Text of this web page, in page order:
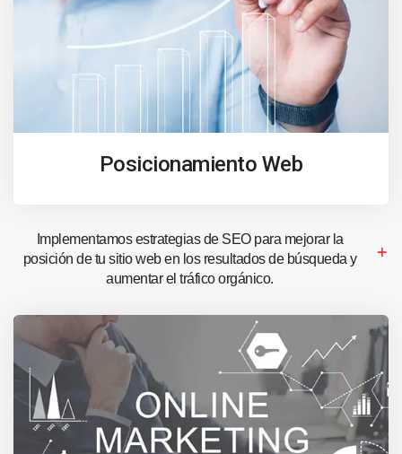
Posicionamiento Web
Implementamos estrategias de SEO para mejorar la
posición de tu sitio web en los resultados de búsqueda y
aumentar el tráfico orgánico.